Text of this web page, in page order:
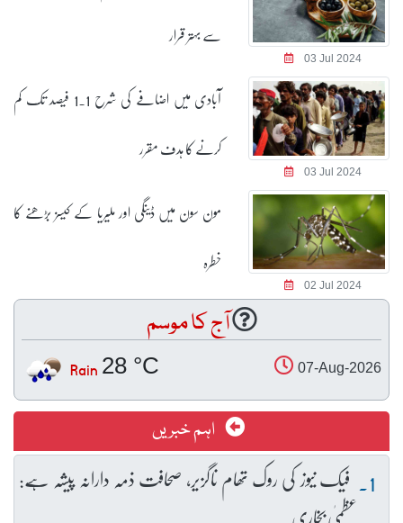
03 Jul 2024
سے بہتر قرار
03 Jul 2024
آبادی میں اضافے کی شرح 1.1 فیصد تک کم
کرنے کا ہدف مقرر
02 Jul 2024
مون سون میں ڈینگی اور ملیریا کے کیسز بڑھنے کا
خطرہ
آج کا موسم
07-Aug-2026
28 °C
Rain
اہم خبریں
فیک نیوز کی روک تھام ناگزیر، صحافت ذمہ دارانہ پیشہ ہے: